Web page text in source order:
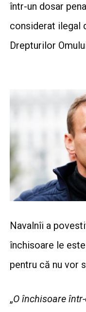
într-un dosar
considerat ilegal
Drepturilor
Navalnîi a
închisoare le
pentru că nu vor
„O închisoare